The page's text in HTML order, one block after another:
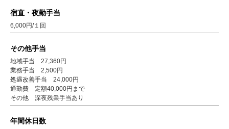
宿直・夜勤手当
6,000円/１回
その他手当
地域手当 27,360円
業務手当 2,500円
処遇改善手当 24,000円
通勤費 定額40,000円まで
その他 深夜残業手当あり
年間休日数